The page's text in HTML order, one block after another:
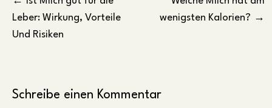
Leber: Wirkung, Vorteile
Und Risiken
wenigsten Kalorien?
Schreibe einen Kommentar